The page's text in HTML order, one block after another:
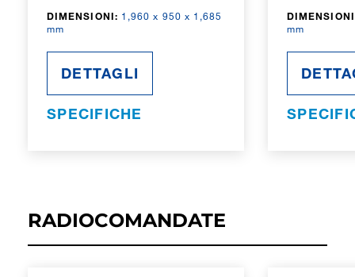
DIMENSIONI: 1,960 x 950 x 1,685
mm
DETTAGLI
SPECIFICHE
mm
RADIOCOMANDATE